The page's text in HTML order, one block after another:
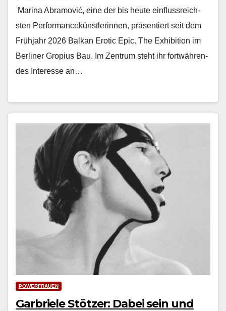
Mari­na Abramović, eine der bis heute ein­flussre­ich­
sten Per­for­mancekün­st­lerin­nen, präsen­tiert seit dem
Früh­jahr 2026 Balkan Erot­ic Epic. The Exhi­bi­tion im
Berlin­er Gropius Bau. Im Zen­trum ste­ht ihr fortwähren­
des Inter­esse an…
POWERFRAUEN
Garbriele Stötzer: Dabei sein und